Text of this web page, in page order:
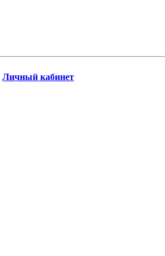
Личный кабинет